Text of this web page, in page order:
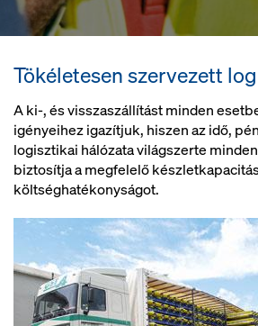
Tökéletesen szervezett
A ki-, és visszaszállítást minden
igényeihez igazítjuk, hiszen az idő,
logisztikai hálózata világszerte
biztosítja a megfelelő
költséghatékonyságot.